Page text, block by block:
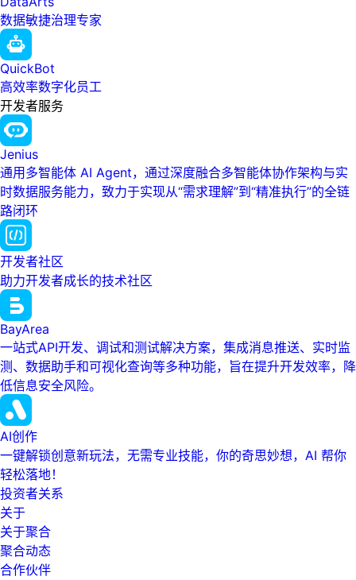
数据敏捷治理专家
QuickBot
高效率数字化员工
开发者服务
Jenius
通用多智能体 AI Agent，通过深度融合多智能体协作架构与实
时数据服务能力，致力于实现从“需求理解”到“精准执行”的全链
路闭环
开发者社区
助力开发者成长的技术社区
BayArea
一站式API开发、调试和测试解决方案，集成消息推送、实时监
测、数据助手和可视化查询等多种功能，旨在提升开发效率，降
低信息安全风险。
AI创作
一键解锁创意新玩法，无需专业技能，你的奇思妙想，AI 帮你
轻松落地！
投资者关系
关于
关于聚合
聚合动态
合作伙伴